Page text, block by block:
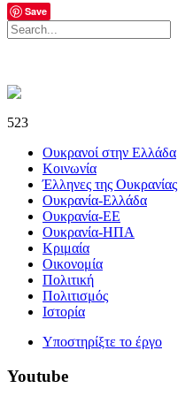
Save
523
Ουκρανοί στην Ελλάδα
Κοινωνία
Έλληνες της Ουκρανίας
Ουκρανία-Ελλάδα
Ουκρανία-ΕΕ
Ουκρανία-ΗΠΑ
Κριμαία
Οικονομία
Πολιτική
Πολιτισμός
Ιστορία
Υποστηρίξτε το έργο
Youtube